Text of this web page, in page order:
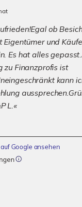
ob
Eigentümer und
Es hat alles
zu Finanzprofis ist
kann
L.
Google ansehen